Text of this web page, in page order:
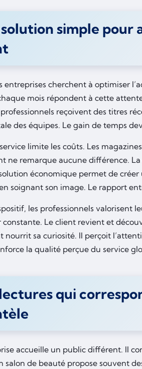
simple pour
entreprises cherchent à optimiser
mois répondent à cette
reçoivent des titres
des équipes. Le gain de temps
limite les coûts. Les
ne remarque aucune différence.
économique permet de créer
soignant son image. Le rapport
les professionnels valorisent
constante. Le client revient et
nourrit sa curiosité. Il perçoit
la qualité perçue du service
qui
accueille un public différent. Il
salon de beauté propose souvent